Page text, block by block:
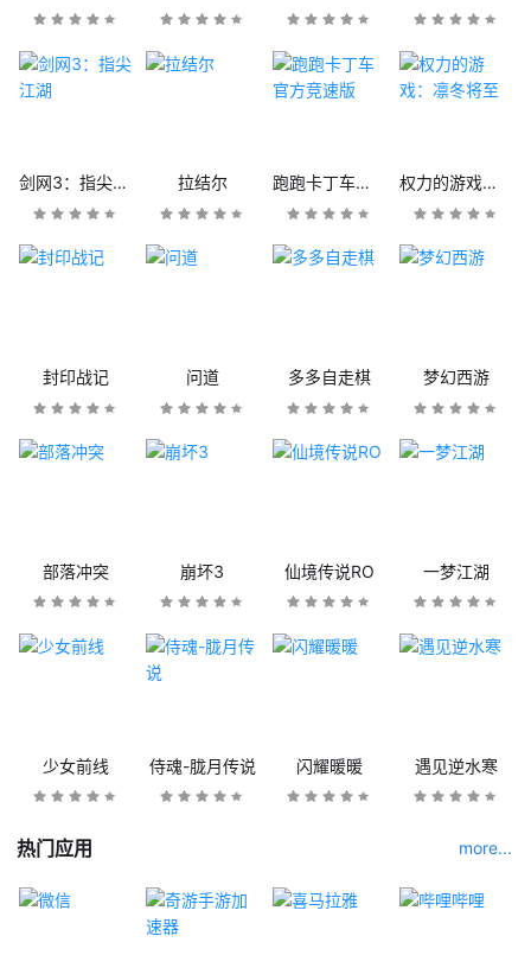
剑网3：指尖江湖 拉结尔 跑跑卡丁车官方竞速版 权力的游戏：凛冬将至
封印战记 问道 多多自走棋 梦幻西游
部落冲突 崩坏3 仙境传说RO 一梦江湖
少女前线 侍魂-胧月传说 闪耀暖暖 遇见逆水寒
热门应用 more...